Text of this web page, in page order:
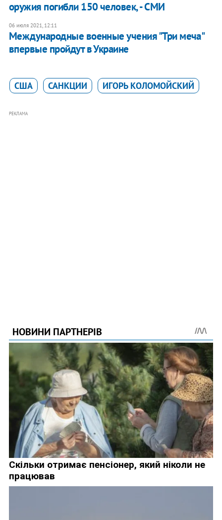
оружия погибли 150 человек, - СМИ
06 июля 2021, 12:11
Международные военные учения "Три меча"
впервые пройдут в Украине
США САНКЦИИ ИГОРЬ КОЛОМОЙСКИЙ
РЕКЛАМА